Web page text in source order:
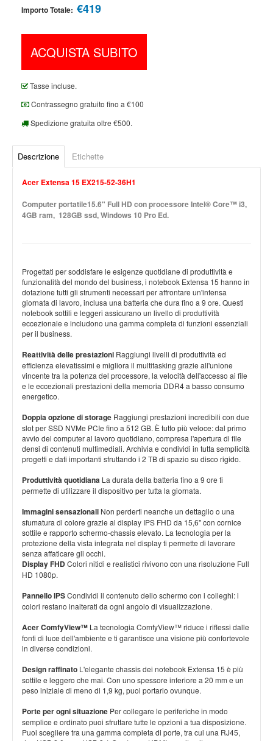
Importo Totale: €419
ACQUISTA SUBITO
Tasse incluse.
Contrassegno gratuito fino a €100
Descrizione Etichette
Acer Extensa 15 EX215-52-36H1
Computer portatile15.6" Full HD con processore Intel® Core™ i3,
4GB ram, 128GB ssd, Windows 10 Pro Ed.
Progettati per soddisfare le esigenze quotidiane di produttività e
funzionalità del mondo del business, i notebook Extensa 15 hanno in
dotazione tutti gli strumenti necessari per affrontare un'intensa
giornata di lavoro, inclusa una batteria che dura fino a 9 ore. Questi
notebook sottili e leggeri assicurano un livello di produttività
eccezionale e includono una gamma completa di funzioni essenziali
per il business.
Reattività delle prestazioni Raggiungi livelli di produttività ed
efficienza elevatissimi e migliora il multitasking grazie all'unione
vincente tra la potenza del processore, la velocità dell'accesso ai file
e le eccezionali prestazioni della memoria DDR4 a basso consumo
energetico.
Doppia opzione di storage Raggiungi prestazioni incredibili con due
slot per SSD NVMe PCIe fino a 512 GB. È tutto più veloce: dal primo
avvio del computer al lavoro quotidiano, compresa l'apertura di file
densi di contenuti multimediali. Archivia e condividi in tutta semplicità
progetti e dati importanti sfruttando i 2 TB di spazio su disco rigido.
Produttività quotidiana La durata della batteria fino a 9 ore ti
permette di utilizzare il dispositivo per tutta la giornata.
Immagini sensazionali Non perderti neanche un dettaglio o una
sfumatura di colore grazie al display IPS FHD da 15,6" con cornice
sottile e rapporto schermo-chassis elevato. La tecnologia per la
protezione della vista integrata nel display ti permette di lavorare
senza affaticare gli occhi.
Display FHDColori nitidi e realistici rivivono con una risoluzione Full
HD 1080p.
Pannello IPSCondividi il contenuto dello schermo con i colleghi: i
colori restano inalterati da ogni angolo di visualizzazione.
Acer ComfyView™ La tecnologia ComfyView™ riduce i riflessi dalle
fonti di luce dell'ambiente e ti garantisce una visione più confortevole
in diverse condizioni.
Design raffinato L'elegante chassis dei notebook Extensa 15 è più
sottile e leggero che mai. Con uno spessore inferiore a 20 mm e un
peso iniziale di meno di 1,9 kg, puoi portarlo ovunque.
Porte per ogni situazione Per collegare le periferiche in modo
semplice e ordinato puoi sfruttare tutte le opzioni a tua disposizione.
Puoi scegliere tra una gamma completa di porte, tra cui una RJ45,